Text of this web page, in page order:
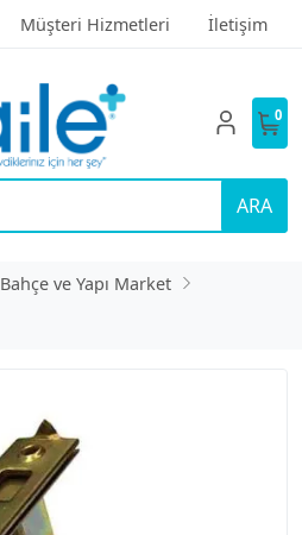
Müşteri Hizmetleri İletişim
ARA
0
Bahçe ve Yapı Market